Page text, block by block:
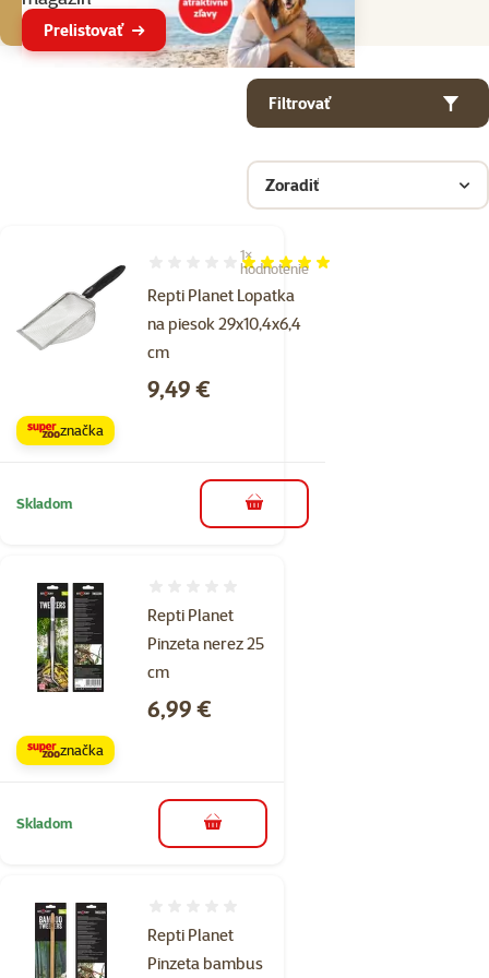
Prelistovať
Filtrovať
Zoradiť
Produkty v kategorii Pomôcky na chov terárijných zvierat
Repti Planet Lopatka
na piesok 29x10,4x6,4
cm
Hodnotenie 100%, počet hodnotení: 1
1×
hodnotenie
Cena
9,49 €
značka
Skladom do košíka
Repti Planet
Pinzeta nerez 25
cm
Cena
6,99 €
značka
Skladom do košíka
Repti Planet
Pinzeta bambus